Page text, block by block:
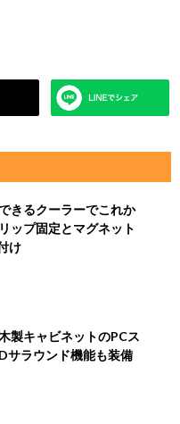
きるクーラーでこれか
ップ固定とマグネット
け
製キャビネットのPCス
ラウンド機能も装備